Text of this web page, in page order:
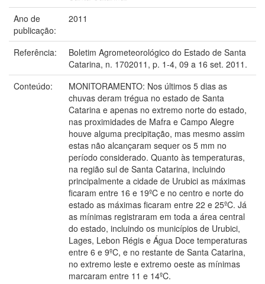
Ano de
publicação:
2011
Referência:
Boletim Agrometeorológico do Estado de Santa
Catarina, n. 1702011, p. 1-4, 09 a 16 set. 2011.
Conteúdo:
MONITORAMENTO: Nos últimos 5 dias as
chuvas deram trégua no estado de Santa
Catarina e apenas no extremo norte do estado,
nas proximidades de Mafra e Campo Alegre
houve alguma precipitação, mas mesmo assim
estas não alcançaram sequer os 5 mm no
período considerado. Quanto às temperaturas,
na região sul de Santa Catarina, incluindo
principalmente a cidade de Urubici as máximas
ficaram entre 16 e 19ºC e no centro e norte do
estado as máximas ficaram entre 22 e 25ºC. Já
as mínimas registraram em toda a área central
do estado, incluindo os municípios de Urubici,
Lages, Lebon Régis e Água Doce temperaturas
entre 6 e 9ºC, e no restante de Santa Catarina,
no extremo leste e extremo oeste as mínimas
marcaram entre 11 e 14ºC.